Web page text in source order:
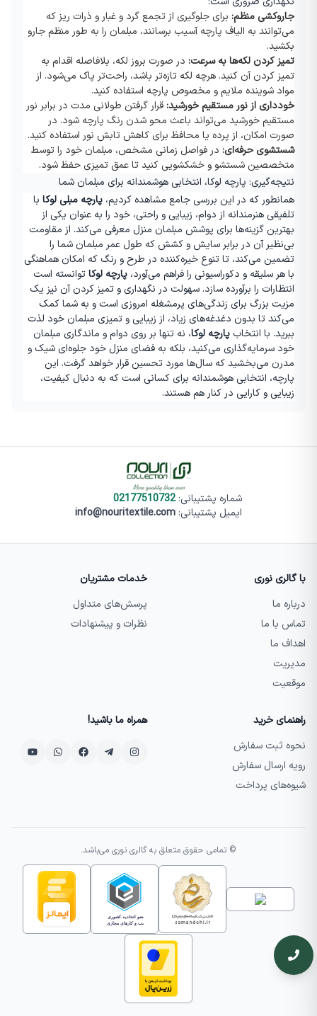
جاروکشی منظم: برای جلوگیری از تجمع گرد و غبار و ذرات ریز که
می‌توانند به الیاف پارچه آسیب برسانند، مبلمان را به طور منظم جارو
بکشید.
تمیز کردن لکه‌ها به سرعت: در صورت بروز لکه، بلافاصله اقدام به
تمیز کردن آن کنید. هرچه لکه تازه‌تر باشد، راحت‌تر پاک می‌شود. از
مواد شوینده ملایم و مخصوص پارچه استفاده کنید.
خودداری از نور مستقیم خورشید:قرار گرفتن طولانی مدت در برابر نور
مستقیم خورشید می‌تواند باعث محو شدن رنگ پارچه شود. در
صورت امکان، از پرده یا محافظ برای کاهش تابش نور استفاده کنید.
شستشوی حرفه‌ای: در فواصل زمانی مشخص، مبلمان خود را توسط
متخصصین شستشو و خشکشویی کنید تا عمق تمیزی حفظ شود.
نتیجه‌گیری: پارچه لوکا، انتخابی هوشمندانه برای مبلمان شما
همانطور که در این بررسی جامع مشاهده کردیم، پارچه مبلی لوکا با
تلفیقی هنرمندانه از دوام، زیبایی و راحتی، خود را به عنوان یکی از
بهترین گزینه‌ها برای پوشش مبلمان منزل معرفی می‌کند. از مقاومت
بی‌نظیر آن در برابر سایش و کشش که طول عمر مبلمان شما را
تضمین می‌کند، تا تنوع خیره‌کننده در طرح و رنگ که امکان هماهنگی
با هر سلیقه و دکوراسیونی را فراهم می‌آورد، پارچه لوکاتوانسته است
انتظارات را برآورده سازد. سهولت در نگهداری و تمیز کردن آن نیز یک
مزیت بزرگ برای زندگی‌های پرمشغله امروزی است و به شما کمک
می‌کند تا بدون دغدغه‌های زیاد، از زیبایی و تمیزی مبلمان خود لذت
ببرید. با انتخاب پارچه لوکا، نه تنها بر روی دوام و ماندگاری مبلمان
خود سرمایه‌گذاری می‌کنید، بلکه به فضای منزل خود جلوه‌ای شیک و
مدرن می‌بخشید که سال‌ها مورد تحسین قرار خواهد گرفت. این
پارچه، انتخابی هوشمندانه برای کسانی است که به دنبال کیفیت،
زیبایی و کارایی در کنار هم هستند.
شماره پشتیبانی:
02177510732
ایمیل پشتیبانی: info@nouritextile.com
با گالری نوری
درباره ما
تماس با ما
اهداف ما
مدیریت
موقعیت
خدمات مشتریان
پرسش‌های متداول
نظرات و پیشنهادات
راهنمای خرید
نحوه ثبت سفارش
رویه ارسال سفارش
شیوه‌های پرداخت
همراه ما باشید!
© تمامی حقوق متعلق به گالری نوری می‌باشد.